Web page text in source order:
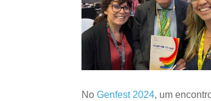
NoGenfest 2024, um